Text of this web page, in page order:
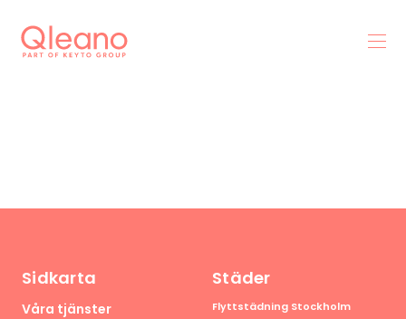
Sidkarta
Våra tjänster
Städer
Flyttstädning Stockholm